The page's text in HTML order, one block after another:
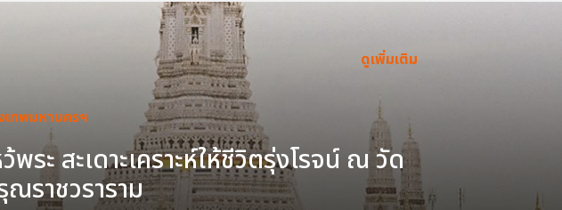
ดูเพิ่มเติม
เทพมหานครฯ
พระ สะเดาะเคราะห์ให้ชีวิตรุ่งโรจน์ ณ วัด
ณราชวราราม